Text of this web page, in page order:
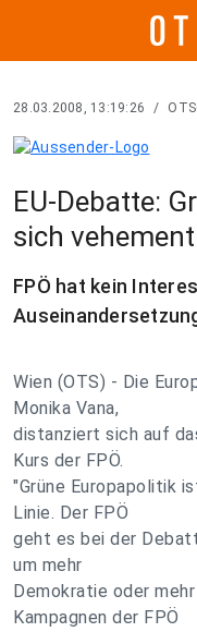
28.03.2008, 13:19:26 /
EU-Debatte:
sich
FPÖ hat kein
Wien (OTS) - Die
Monika Vana,
distanziert sich auf
Kurs der FPÖ.
"Grüne Europapolitik
Linie. Der FPÖ
geht es bei der
um mehr
Demokratie oder
Kampagnen der FPÖ